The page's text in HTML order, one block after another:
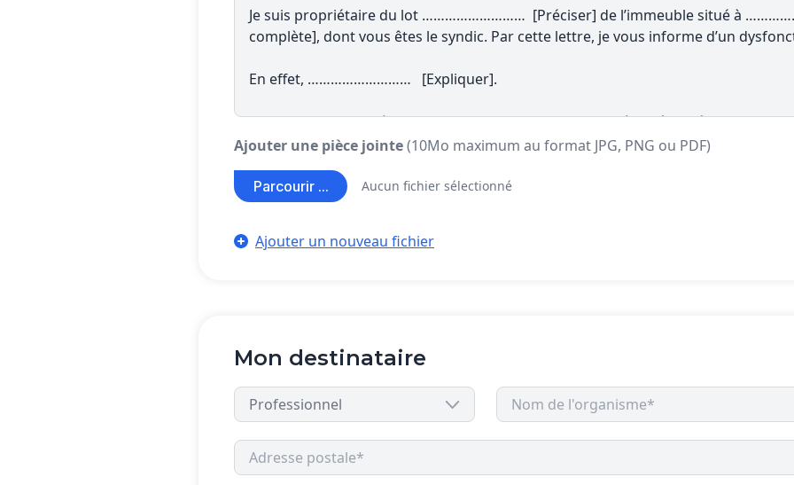
Ajouter une pièce jointe(10Mo maximum au format JPG, PNG ou PDF)
Parcourir ... Aucun fichier sélectionné
Ajouter un nouveau fichier
Mon destinataire